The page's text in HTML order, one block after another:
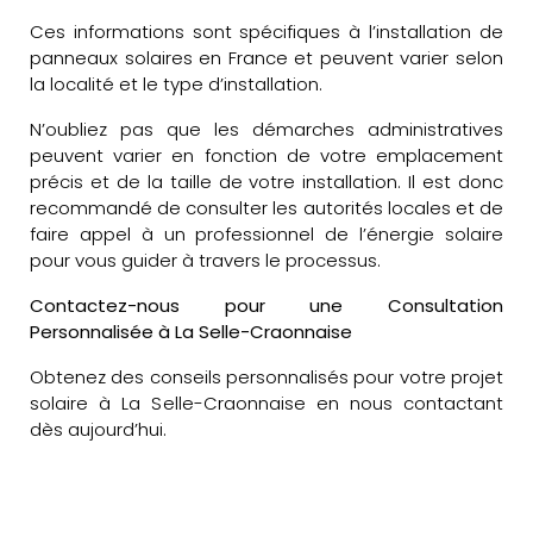
Ces informations sont spécifiques à l’installation de
panneaux solaires en France et peuvent varier selon
la localité et le type d’installation.
N’oubliez pas que les démarches administratives
peuvent varier en fonction de votre emplacement
précis et de la taille de votre installation. Il est donc
recommandé de consulter les autorités locales et de
faire appel à un professionnel de l’énergie solaire
pour vous guider à travers le processus.
Contactez-nous pour une Consultation
Personnalisée à La Selle-Craonnaise
Obtenez des conseils personnalisés pour votre projet
solaire à La Selle-Craonnaise en nous contactant
dès aujourd’hui.